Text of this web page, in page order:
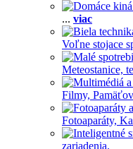
... viac
Voľne stojace
Meteostanice,
Filmy,
Fotoaparáty,
zariadenia.